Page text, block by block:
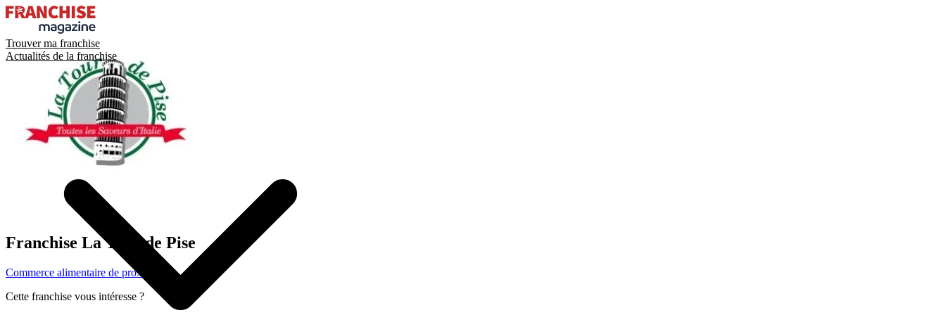
Trouver ma franchise
Actualités de la franchise
Franchise La Tour de Pise
Commerce alimentaire de proximité
Cette franchise vous intéresse ?